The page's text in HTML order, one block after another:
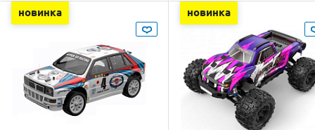
новинка новинка